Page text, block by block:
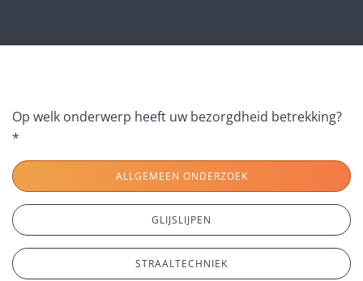
Op welk onderwerp heeft uw bezorgdheid betrekking?
*
ALLGEMEEN ONDERZOEK
GLIJSLIJPEN
STRAALTECHNIEK